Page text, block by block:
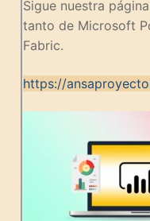
Sigue nuestra
tanto de Microsoft
Fabric.
https://